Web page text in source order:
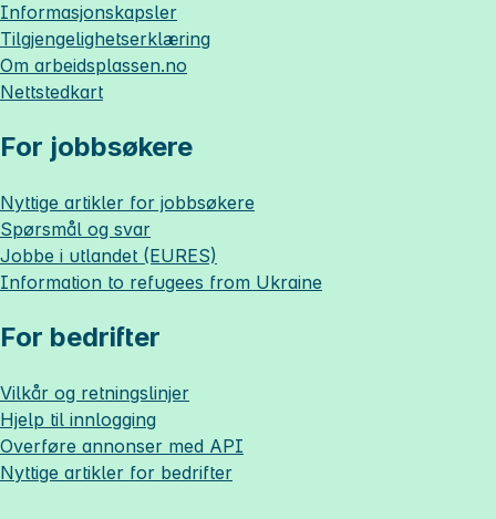
Informasjonskapsler
Tilgjengelighetserklæring
Om arbeidsplassen.no
Nettstedkart
For jobbsøkere
Nyttige artikler for jobbsøkere
Spørsmål og svar
Jobbe i utlandet (EURES)
Information to refugees from Ukraine
For bedrifter
Vilkår og retningslinjer
Hjelp til innlogging
Overføre annonser med API
Nyttige artikler for bedrifter